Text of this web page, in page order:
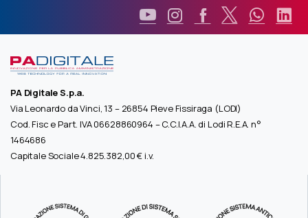
PA Digitale S.p.a.
Via Leonardo da Vinci, 13 – 26854 Pieve Fissiraga (LODI)
Cod. Fisc e Part. IVA 06628860964 – C.C.I.A.A. di Lodi R.E.A. n°
1464686
Capitale Sociale 4.825.382,00 € i.v.